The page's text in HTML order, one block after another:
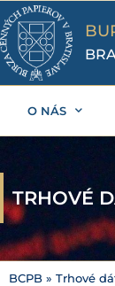
Preskočiť
na
obsah
O NÁS
TRHOVÉ
BCPB » Trhové